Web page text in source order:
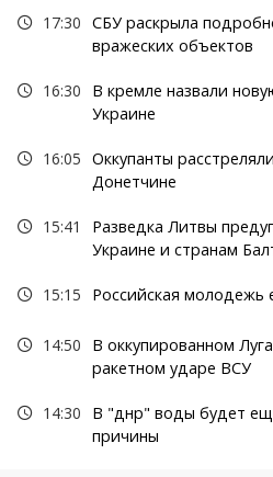
17:30 СБУ раскрыла
вражеских объектов
16:30
В кремле назвали
Украине
16:05 Оккупанты
Донетчине
15:41
Разведка Литвы
Украине и странам
15:15 Российская молодежь
14:50
В оккупированном
ракетном ударе ВСУ
14:30
В "днр" воды будет
причины